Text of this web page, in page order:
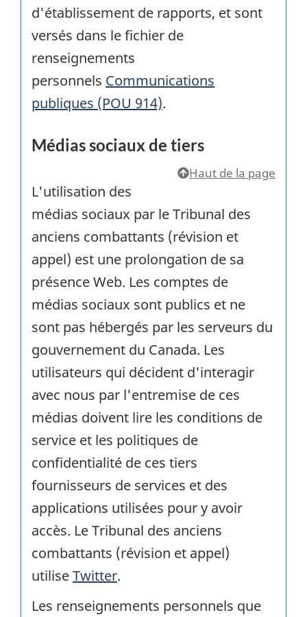
d'établissement de rapports, et sont
versés dans le fichier de
renseignements
personnels Communications
publiques (POU 914).
Médias sociaux de tiers
Haut de la page
L'utilisation des
médias sociaux par le Tribunal des
anciens combattants (révision et
appel) est une prolongation de sa
présence Web. Les comptes de
médias sociaux sont publics et ne
sont pas hébergés par les serveurs du
gouvernement du Canada. Les
utilisateurs qui décident d'interagir
avec nous par l'entremise de ces
médias doivent lire les conditions de
service et les politiques de
confidentialité de ces tiers
fournisseurs de services et des
applications utilisées pour y avoir
accès. Le Tribunal des anciens
combattants (révision et appel)
utiliseTwitter.
Les renseignements personnels que